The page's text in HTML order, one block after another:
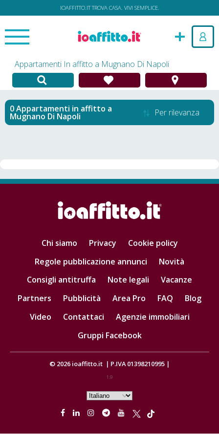
IOAFFITTO.IT TROVA CASA. VIVI SEMPLICE.
Appartamenti In affitto a Mugnano Di Napoli
Appartamenti in affitto a
Mugnano Di Napoli Per rilevanza
Chi siamo Privacy
Cookie policy
Regole pubblicazione annunci
Novità
Consigli antitruffa
Note legali
Vacanze
Partners
Pubblicità Area Pro FAQ
Blog
Video
Contattaci
Agenzie immobiliari
Gruppi Facebook
© 2026 ioaffitto.it | P.IVA 01398210995 |
1.9